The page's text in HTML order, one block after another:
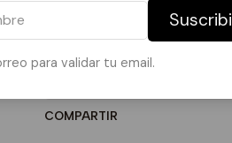
para validar tu email.
Apto para microondas y
COMPARTIR